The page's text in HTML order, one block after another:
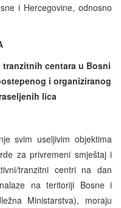
i Hercegovine, odnosno
centara u Bosni
i organiziranog
lica
svim useljivim objektima
za privremeni smještaj i
tranzitni centri na dan
na teritoriji Bosne i
Ministarstva), moraju